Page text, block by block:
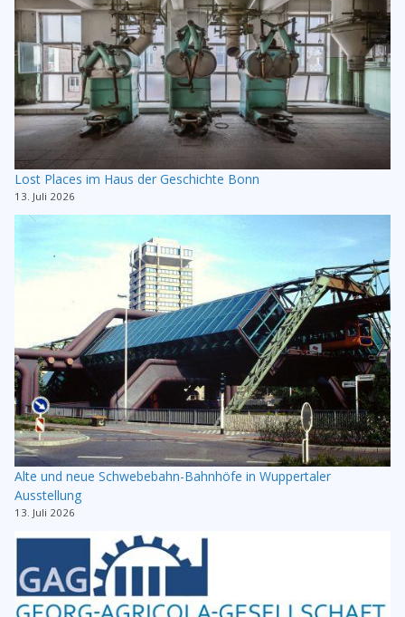
Lost Places im Haus der Geschichte Bonn
13. Juli 2026
Alte und neue Schwebebahn-Bahnhöfe in Wuppertaler
Ausstellung
13. Juli 2026